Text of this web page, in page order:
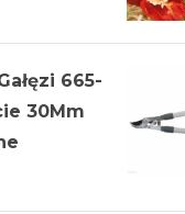
665-
30Mm